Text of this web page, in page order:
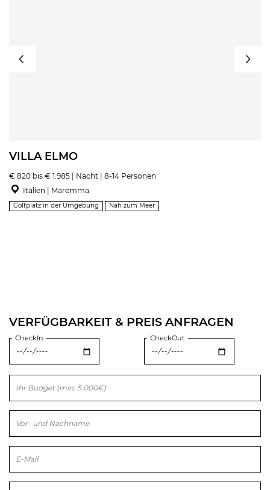
VILLA ELMO
€ 820 bis € 1.985 | Nacht | 8-14 Personen
Italien | Maremma
Golfplatz in der Umgebung Nah zum Meer
VERFÜGBARKEIT & PREIS ANFRAGEN
CheckIn CheckOut
Bitte lasse dieses Feld leer.